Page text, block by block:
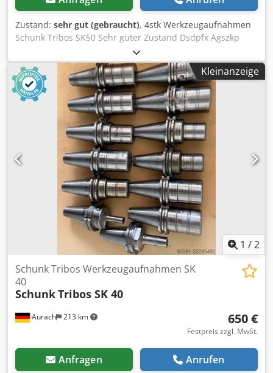
Zustand: sehr gut (gebraucht), 4stk Werkzeugaufnahmen
Schunk Tribos SK50 Sehr guter Zustand Dsdpfx Agszkp
Kleinanzeige
1 /2
Aurach 213 km
Schunk Tribos Werkzeugaufnahmen SK
40
SchunkTribos SK 40
650 €
Festpreis zzgl. MwSt.
Anfragen Anrufen